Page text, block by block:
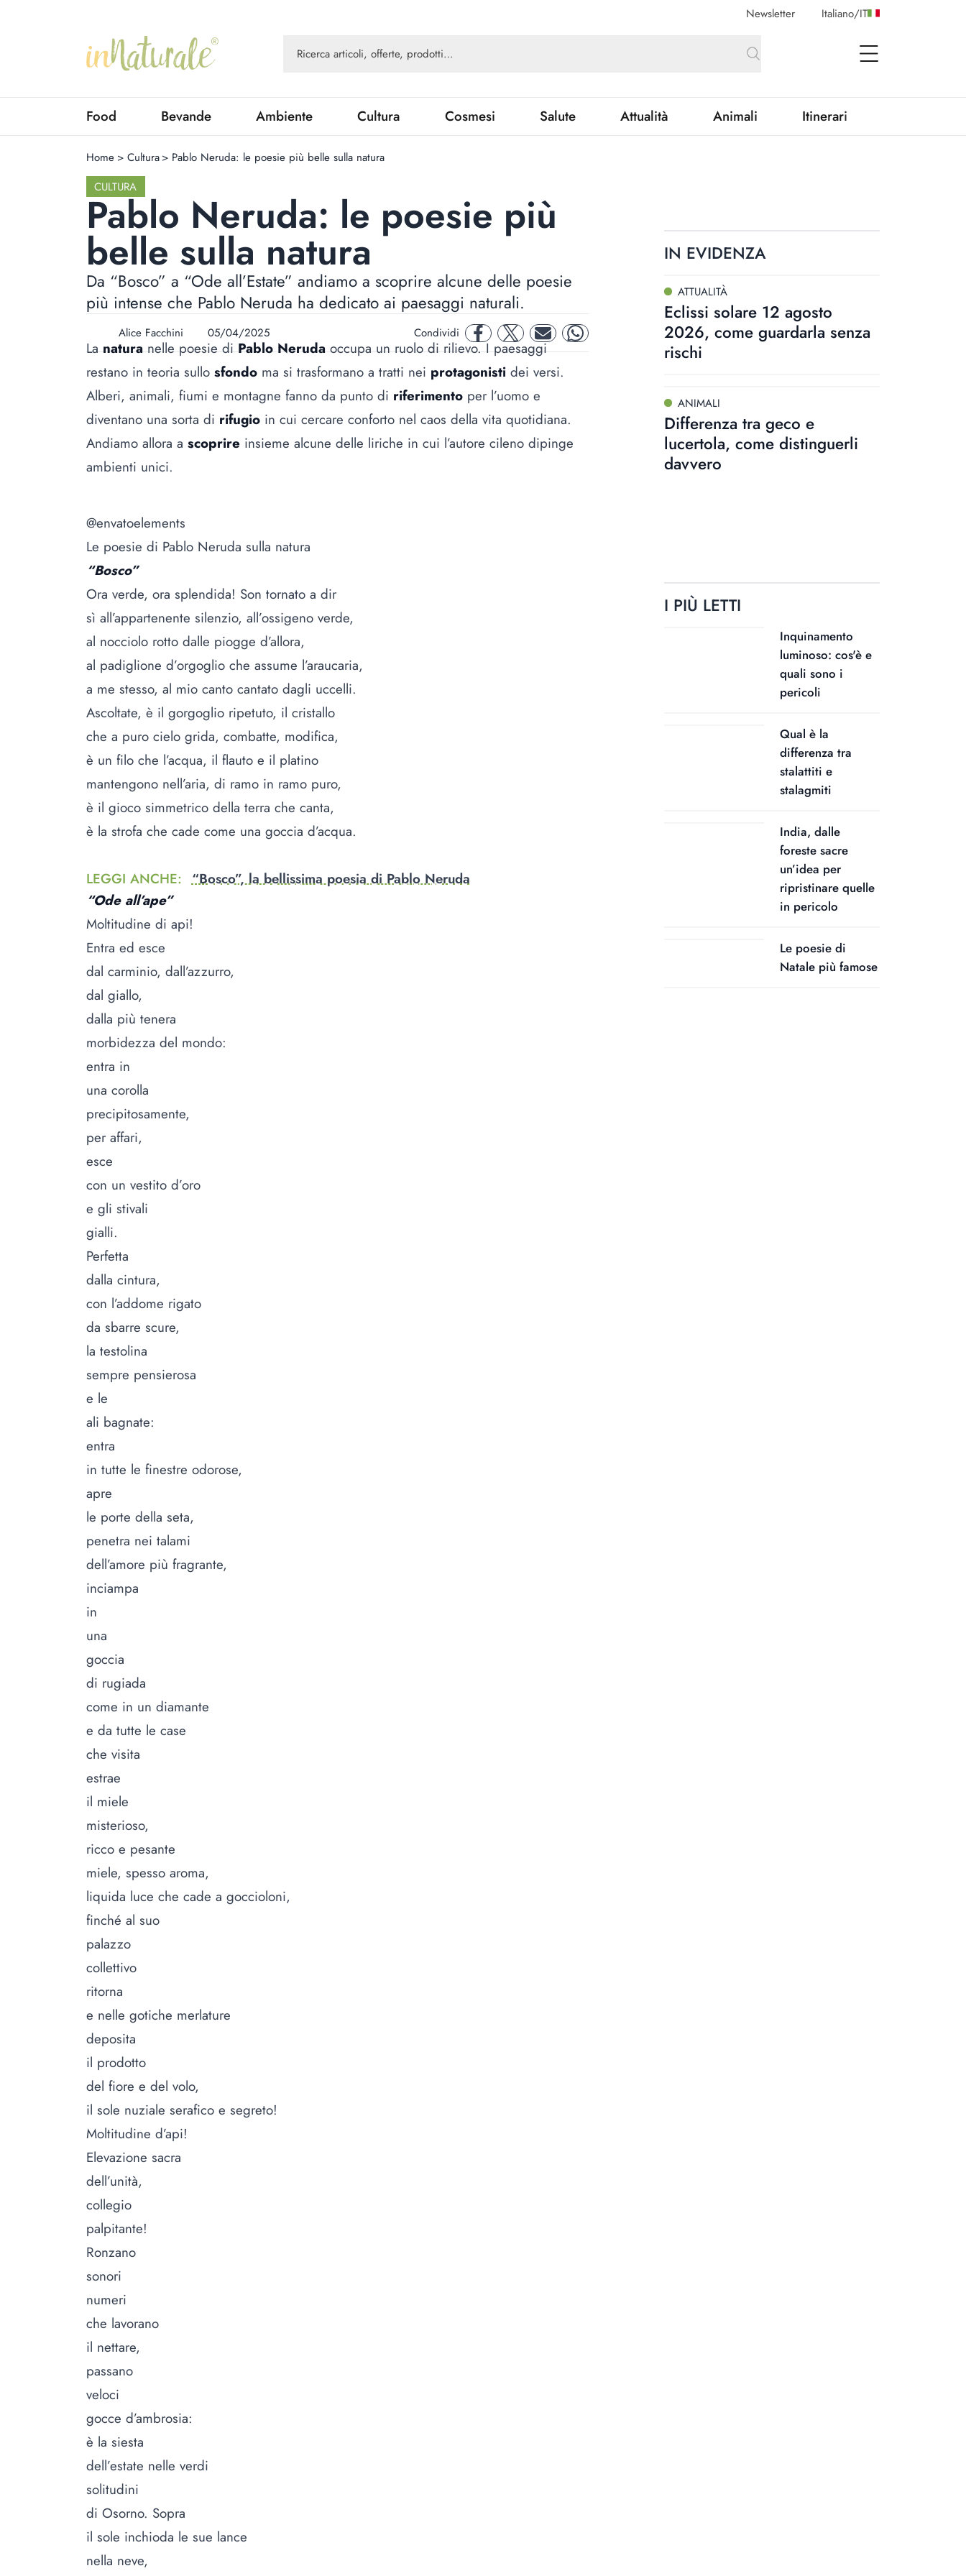
Newsletter Italiano/IT
open Menu
Food Bevande Ambiente Cultura Cosmesi Salute Attualità Animali Itinerari
Home > Cultura > Pablo Neruda: le poesie più belle sulla natura
CULTURA
Pablo Neruda: le poesie più
belle sulla natura
Da “Bosco” a “Ode all’Estate” andiamo a scoprire alcune delle poesie
più intense che Pablo Neruda ha dedicato ai paesaggi naturali.
Alice Facchini 05/04/2025 Condividi facebooktwitter mail whatsapp
Lanaturanelle poesie diPablo Nerudaoccupa un ruolo di rilievo. I paesaggi
restano in teoria sullo sfondo ma si trasformano a tratti nei protagonisti dei versi.
Alberi, animali, fiumi e montagne fanno da punto di riferimento per l’uomo e
diventano una sorta di rifugio in cui cercare conforto nel caos della vita quotidiana.
Andiamo allora a scoprire insieme alcune delle liriche in cui l’autore cileno dipinge
ambienti unici.
@envatoelements
Le poesie di Pablo Neruda sulla natura
“Bosco”
Ora verde, ora splendida! Son tornato a dir
sì all’appartenente silenzio, all’ossigeno verde,
al nocciolo rotto dalle piogge d’allora,
al padiglione d’orgoglio che assume l’araucaria,
a me stesso, al mio canto cantato dagli uccelli.
Ascoltate, è il gorgoglio ripetuto, il cristallo
che a puro cielo grida, combatte, modifica,
è un filo che l’acqua, il flauto e il platino
mantengono nell’aria, di ramo in ramo puro,
è il gioco simmetrico della terra che canta,
è la strofa che cade come una goccia d’acqua.
LEGGI ANCHE: “Bosco”, la bellissima poesia di Pablo Neruda
“Ode all’ape”
Moltitudine di api!
Entra ed esce
dal carminio, dall’azzurro,
dal giallo,
dalla più tenera
morbidezza del mondo:
entra in
una corolla
precipitosamente,
per affari,
esce
con un vestito d’oro
e gli stivali
gialli.
Perfetta
dalla cintura,
con l’addome rigato
da sbarre scure,
la testolina
sempre pensierosa
e le
ali bagnate:
entra
in tutte le finestre odorose,
apre
le porte della seta,
penetra nei talami
dell’amore più fragrante,
inciampa
in
una
goccia
di rugiada
come in un diamante
e da tutte le case
che visita
estrae
il miele
misterioso,
ricco e pesante
miele, spesso aroma,
liquida luce che cade a goccioloni,
finché al suo
palazzo
collettivo
ritorna
e nelle gotiche merlature
deposita
il prodotto
del fiore e del volo,
il sole nuziale serafico e segreto!
Moltitudine d’api!
Elevazione sacra
dell’unità,
collegio
palpitante!
Ronzano
sonori
numeri
che lavorano
il nettare,
passano
veloci
gocce d’ambrosia:
è la siesta
dell’estate nelle verdi
solitudini
di Osorno. Sopra
il sole inchioda le sue lance
nella neve,
IN EVIDENZA
ATTUALITÀ
Eclissi solare 12 agosto
2026, come guardarla senza
rischi
ANIMALI
Differenza tra geco e
lucertola, come distinguerli
davvero
I PIÙ LETTI
Inquinamento
luminoso: cos'è e
quali sono i
pericoli
Qual è la
differenza tra
stalattiti e
stalagmiti
India, dalle
foreste sacre
un’idea per
ripristinare quelle
in pericolo
Le poesie di
Natale più famose